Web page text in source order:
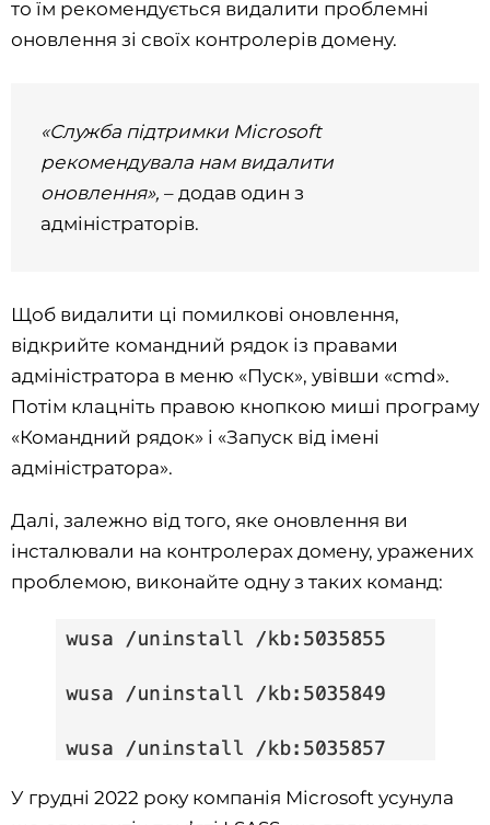
то їм рекомендується видалити проблемні
оновлення зі своїх контролерів домену.
«Служба підтримки Microsoft
рекомендувала нам видалити
оновлення», – додав один з
адміністраторів.
Щоб видалити ці помилкові оновлення,
відкрийте командний рядок із правами
адміністратора в меню «Пуск», увівши «cmd».
Потім клацніть правою кнопкою миші програму
«Командний рядок» і «Запуск від імені
адміністратора».
Далі, залежно від того, яке оновлення ви
інсталювали на контролерах домену, уражених
проблемою, виконайте одну з таких команд:
У грудні 2022 року компанія Microsoft усунула